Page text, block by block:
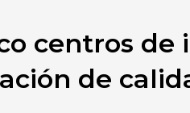
centros de
de